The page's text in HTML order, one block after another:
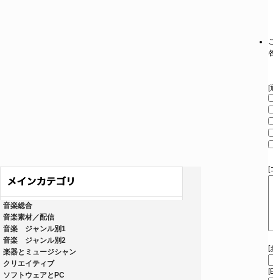
音楽総合
音楽素材／配信
音楽 ジャンル別1
音楽 ジャンル別2
楽器とミュージシャン
クリエイティブ
ソフトウェアとPC
[
[
[